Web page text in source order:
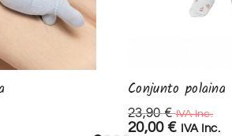
Conjunto polaina
23,90€ IVA Inc.
20,00 € IVA Inc.